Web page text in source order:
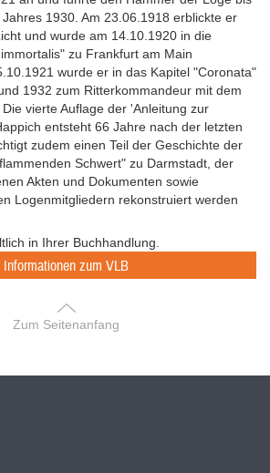
1930. Am 23.06.1918 erblickte er
und wurde am 14.10.1920 in die
zu Frankfurt am Main
wurde er in das Kapitel "Coronata"
1932 zum Ritterkommandeur mit dem
vierte Auflage der 'Anleitung zur
entsteht 66 Jahre nach der letzten
zudem einen Teil der Geschichte der
Schwert" zu Darmstadt, der
Akten und Dokumenten sowie
Logenmitgliedern rekonstruiert werden
in Ihrer Buchhandlung.
Informationen zum VLB
Zum Seitenanfang